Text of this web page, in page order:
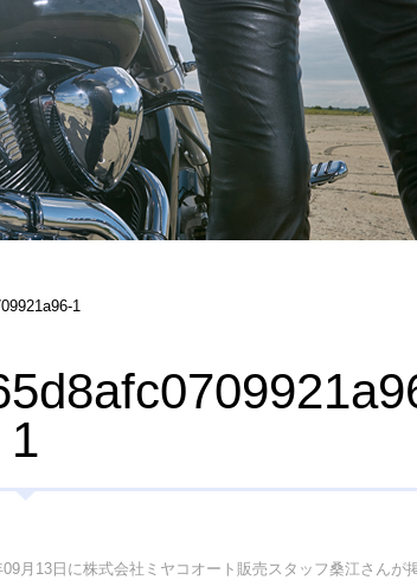
1
1
09月13日に株式会社ミヤコオート販売スタッフ桑江さんが